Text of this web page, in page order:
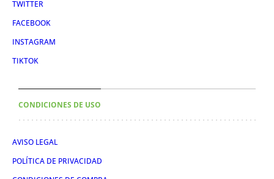
TWITTER
FACEBOOK
INSTAGRAM
TIKTOK
CONDICIONES DE USO
AVISO LEGAL
POLÍTICA DE PRIVACIDAD